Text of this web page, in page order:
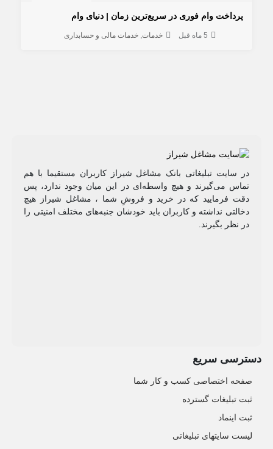
پرداخت وام فوری در سریع‌ترین زمان | دنیای وام
5 ماه قبل خدمات خدمات مالی و حسابداری
در سایت تبلیغاتی بانک مشاغل شیراز کاربران مستقیما با هم
تماس می‌گیرند و هیچ واسطه‌ای در این میان وجود ندارد، پس
دقت فرمایید که در خرید و فروشِ شما ، مشاغل شیراز هیچ
دخالتی نداشته و کاربران باید خودشان جنبه‌های مختلف امنیتی را
در نظر بگیرند.
دسترسی سریع
صفحه اختصاصی کسب و کار شما
ثبت تبلیغات گسترده
ثبت اینماد
لیست سایتهای تبلیغاتی